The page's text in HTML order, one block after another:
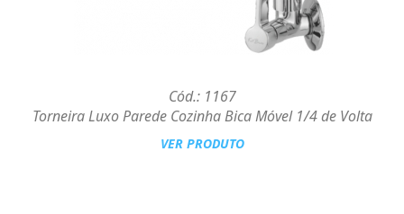
Cód.: 1167
Torneira Luxo Parede Cozinha Bica Móvel 1/4 de Volta
VER PRODUTO